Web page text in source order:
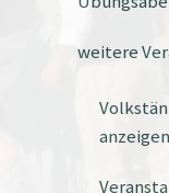
weitere
anzeigen